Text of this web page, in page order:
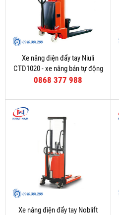
Xe nâng điện đẩy tay Niuli
CTD1020 - xe nâng bán tự động
0868 377 988
Xe nâng điện đẩy tay Noblift